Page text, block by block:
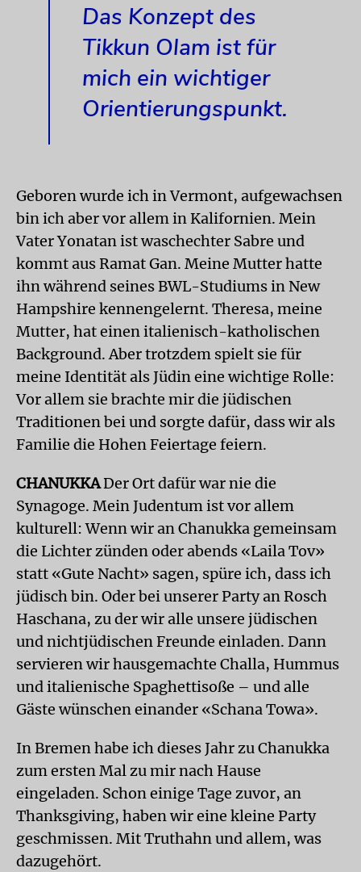
Das Konzept des
Tikkun Olam ist für
mich ein wichtiger
Orientierungspunkt.
Geboren wurde ich in Vermont, aufgewachsen
bin ich aber vor allem in Kalifornien. Mein
Vater Yonatan ist waschechter Sabre und
kommt aus Ramat Gan. Meine Mutter hatte
ihn während seines BWL-Studiums in New
Hampshire kennengelernt. Theresa, meine
Mutter, hat einen italienisch-katholischen
Background. Aber trotzdem spielt sie für
meine Identität als Jüdin eine wichtige Rolle:
Vor allem sie brachte mir die jüdischen
Traditionen bei und sorgte dafür, dass wir als
Familie die Hohen Feiertage feiern.
CHANUKKADer Ort dafür war nie die
Synagoge. Mein Judentum ist vor allem
kulturell: Wenn wir an Chanukka gemeinsam
die Lichter zünden oder abends «Laila Tov»
statt «Gute Nacht» sagen, spüre ich, dass ich
jüdisch bin. Oder bei unserer Party an Rosch
Haschana, zu der wir alle unsere jüdischen
und nichtjüdischen Freunde einladen. Dann
servieren wir hausgemachte Challa, Hummus
und italienische Spaghettisoße – und alle
Gäste wünschen einander «Schana Towa».
In Bremen habe ich dieses Jahr zu Chanukka
zum ersten Mal zu mir nach Hause
eingeladen. Schon einige Tage zuvor, an
Thanksgiving, haben wir eine kleine Party
geschmissen. Mit Truthahn und allem, was
dazugehört.